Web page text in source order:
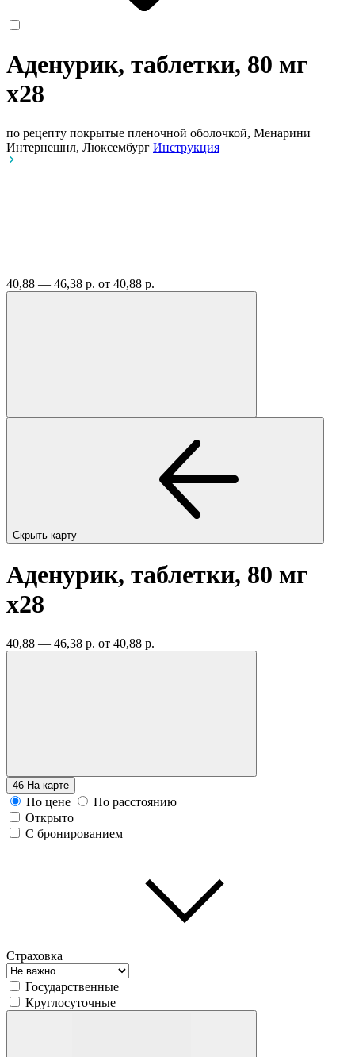
Аденурик, таблетки, 80 мг
x28
по рецепту покрытые пленочной оболочкой, Менарини
Интернешнл, Люксембург Инструкция
40,88 — 46,38 р. от 40,88 р.
Скрыть карту
Аденурик, таблетки, 80 мг
x28
40,88 — 46,38 р. от 40,88 р.
46 На карте
По цене
По расстоянию
Открыто
С бронированием
Страховка
Государственные
Круглосуточные